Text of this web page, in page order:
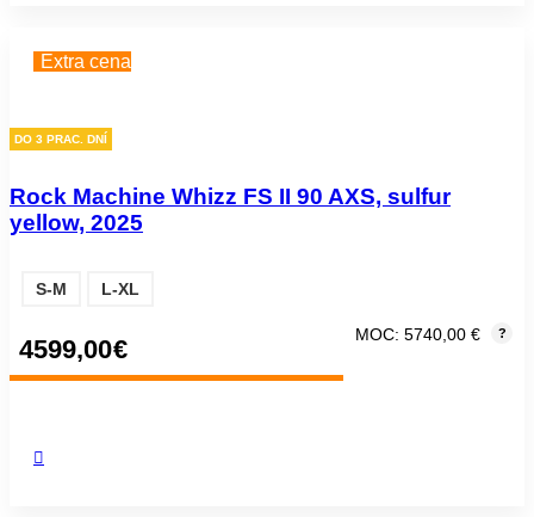
Extra cena
DO 3 PRAC. DNÍ
Rock Machine Whizz FS II 90 AXS, sulfur
yellow, 2025
S-M L-XL
4599,00€ MOC: 5740,00 € ?